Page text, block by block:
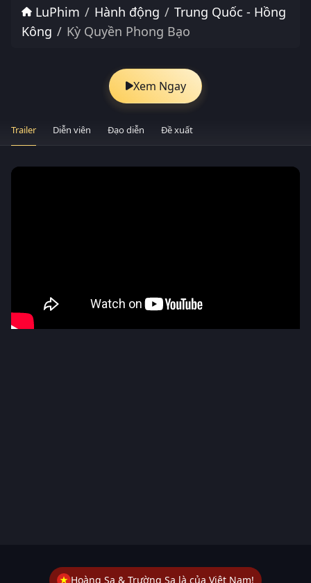
LuPhim Hành động
Trung Quốc - Hồng
Kông
Kỳ Quyền Phong Bạo
Xem Ngay
Trailer Diễn viên Đạo diễn Đề xuất
Hoàng Sa & Trường Sa là của Việt Nam!